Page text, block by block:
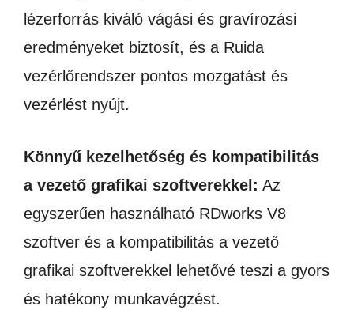
lézerforrás kiváló vágási és gravírozási
eredményeket biztosít, és a Ruida
vezérlőrendszer pontos mozgatást és
vezérlést nyújt.
Könnyű kezelhetőség és kompatibilitás
a vezető grafikai szoftverekkel: Az
egyszerűen használható RDworks V8
szoftver és a kompatibilitás a vezető
grafikai szoftverekkel lehetővé teszi a gyors
és hatékony munkavégzést.